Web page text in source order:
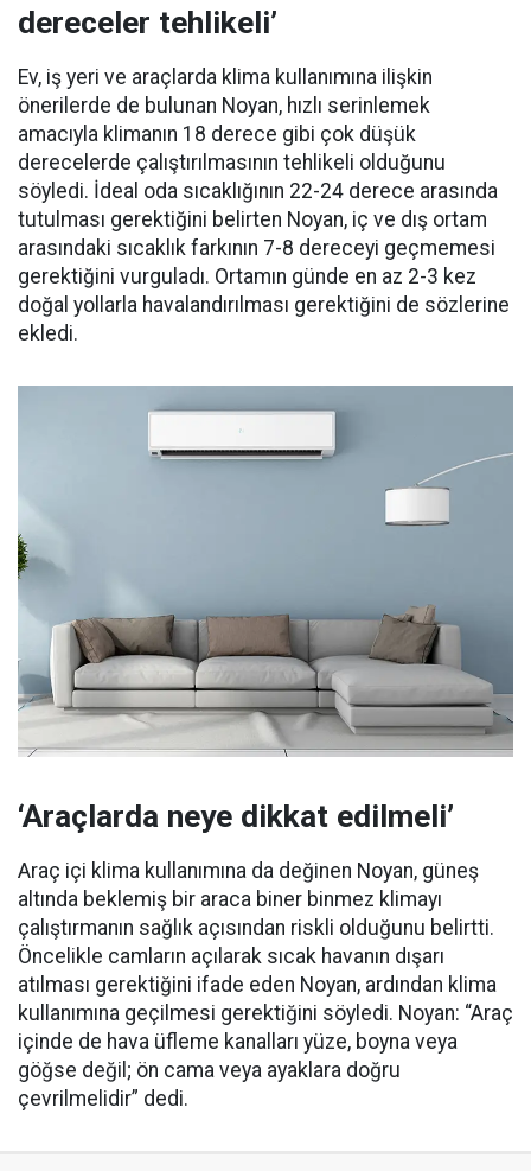
dereceler tehlikeli’
Ev, iş yeri ve araçlarda klima kullanımına ilişkin
önerilerde de bulunan Noyan, hızlı serinlemek
amacıyla klimanın 18 derece gibi çok düşük
derecelerde çalıştırılmasının tehlikeli olduğunu
söyledi. İdeal oda sıcaklığının 22-24 derece arasında
tutulması gerektiğini belirten Noyan, iç ve dış ortam
arasındaki sıcaklık farkının 7-8 dereceyi geçmemesi
gerektiğini vurguladı. Ortamın günde en az 2-3 kez
doğal yollarla havalandırılması gerektiğini de sözlerine
ekledi.
‘Araçlarda neye dikkat edilmeli’
Araç içi klima kullanımına da değinen Noyan, güneş
altında beklemiş bir araca biner binmez klimayı
çalıştırmanın sağlık açısından riskli olduğunu belirtti.
Öncelikle camların açılarak sıcak havanın dışarı
atılması gerektiğini ifade eden Noyan, ardından klima
kullanımına geçilmesi gerektiğini söyledi. Noyan: “Araç
içinde de hava üfleme kanalları yüze, boyna veya
göğse değil; ön cama veya ayaklara doğru
çevrilmelidir” dedi.